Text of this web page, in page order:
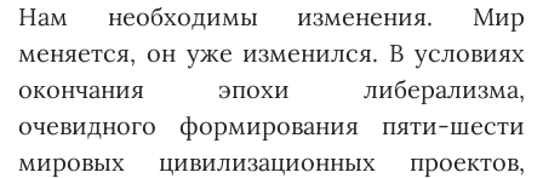
Нам необходимы изменения. Мир
меняется, он уже изменился. В условиях
окончания эпохи либерализма,
очевидного формирования пяти-шести
мировых цивилизационных проектов,